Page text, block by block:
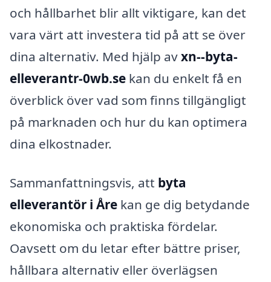
och hållbarhet blir allt viktigare, kan det
vara värt att investera tid på att se över
dina alternativ. Med hjälp avxn--byta-
elleverantr-0wb.se kan du enkelt få en
överblick över vad som finns tillgängligt
på marknaden och hur du kan optimera
dina elkostnader.
Sammanfattningsvis, att byta
elleverantör i Åre kan ge dig betydande
ekonomiska och praktiska fördelar.
Oavsett om du letar efter bättre priser,
hållbara alternativ eller överlägsen